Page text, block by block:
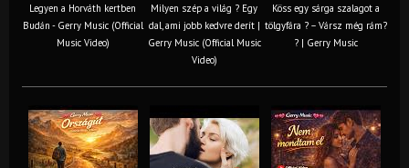
Legyen a Horváth kertben
Budán - Gerry Music (Official
Music Video)
Milyen szép a világ ? Egy
dal, ami jobb kedvre derít |
Gerry Music (Official Music
Video)
Köss egy sárga szalagot a
tölgyfára ?️ – Vársz még rám?
? | Gerry Music